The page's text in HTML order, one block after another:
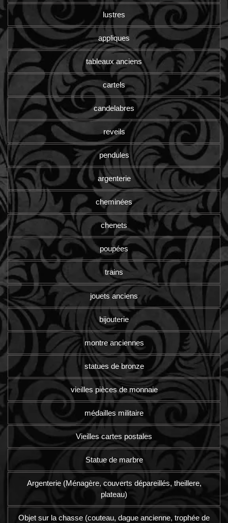
lustres
appliques
tableaux anciens
cartels
candelabres
reveils
pendules
argenterie
cheminées
chenets
poupées
trains
jouets anciens
bijouterie
montre anciennes
statues de bronze
vieilles pièces de monnaie
médailles militaire
Vieilles cartes postales
Statue de marbre
Argenterie (Ménagère, couverts dépareillés, theillere,
plateau)
Objet sur la chasse (couteau, dague ancienne, trophée de